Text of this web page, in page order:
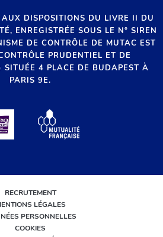
AUX DISPOSITIONS DU LIVRE II DU
ENREGISTRÉE SOUS LE N° SIREN
DE CONTRÔLE DE MUTAC EST
PRUDENTIEL ET DE
SITUÉE 4 PLACE DE BUDAPEST À
PARIS 9E.
RECRUTEMENT
LÉGALES
PERSONNELLES
COOKIES